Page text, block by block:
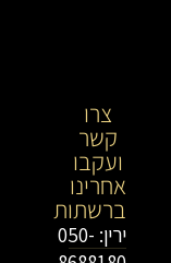
צרו
קשר
ועקבו
אחרינו
ברשתות
ירין: 050-